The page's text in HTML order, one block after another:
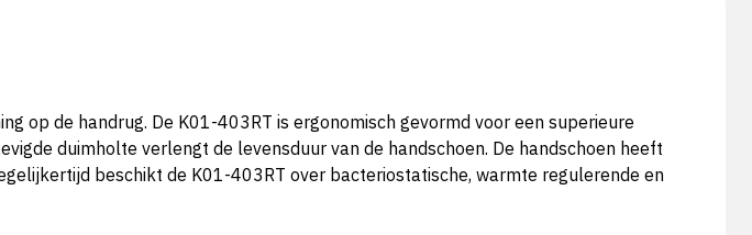
op de handrug. De K01-403RT is ergonomisch gevormd voor een superieure
duimholte verlengt de levensduur van de handschoen. De handschoen heeft
beschikt de K01-403RT over bacteriostatische, warmte regulerende en